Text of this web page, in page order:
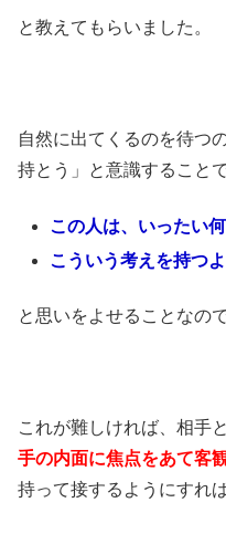
と教えてもらいました。
自然に出てくるのを待つ
持とう」と意識すること
この人は、いったい
こういう考えを持つ
と思いをよせることなので
これが難しければ、相手
手の内面に焦点をあて客
持って接するようにすれ